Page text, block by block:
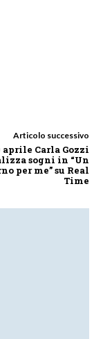
Articolo successivo
aprile Carla Gozzi
sogni in “Un
per me” su Real
Time